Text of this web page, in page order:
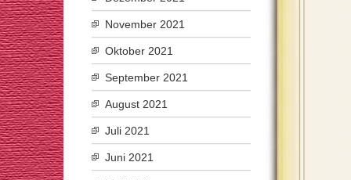
November 2021
Oktober 2021
September 2021
August 2021
Juli 2021
Juni 2021